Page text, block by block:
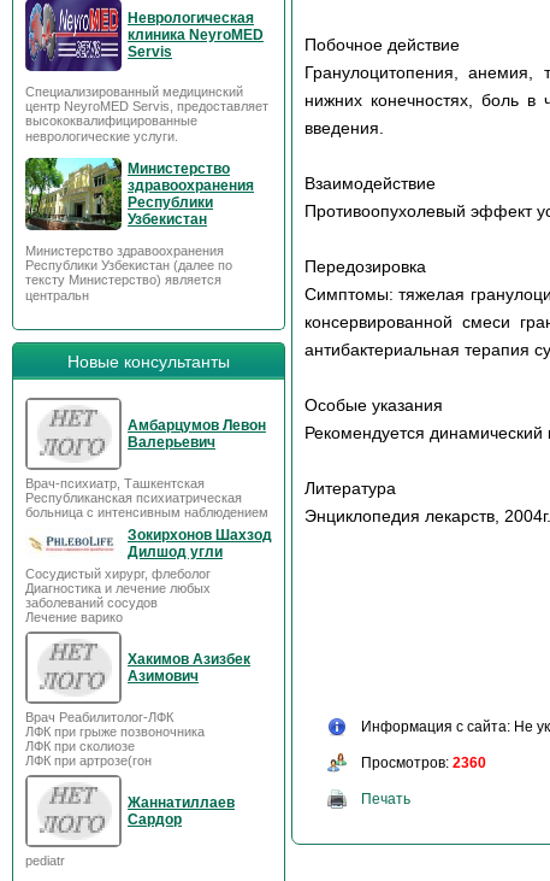
Неврологическая
клиника NeyroMED
Servis
Специализированный медицинский
центр NeyroMED Servis, предоставляет
высококвалифицированные
неврологические услуги.
Министерство
здравоохранения
Республики
Узбекистан
Министерство здравоохранения
Республики Узбекистан (далее по
тексту Министерство) является
центральн
Новые консультанты
Амбарцумов Левон
Валерьевич
Врач-психиатр, Ташкентская
Республиканская психиатрическая
больница с интенсивным наблюдением
Зокирхонов Шахзод
Дилшод угли
Сосудистый хирург, флеболог
Диагностика и лечение любых
заболеваний сосудов
Лечение варико
Хакимов Азизбек
Азимович
Врач Реабилитолог-ЛФК
ЛФК при грыже позвоночника
ЛФК при сколиозе
ЛФК при артрозе(гон
Жаннатиллаев
Сардор
pediatr
Побочное действие
Гранулоцитопения, анемия,
нижних конечностях, боль в
введения.
Взаимодействие
Противоопухолевый эффект
Передозировка
Симптомы: тяжелая
консервированной смеси
антибактериальная терапия
Особые указания
Рекомендуется динамический
Литература
Энциклопедия лекарств, 2004г.
Информация с сайта: Не
Просмотров: 2360
Печать